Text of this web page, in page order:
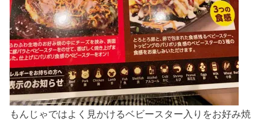
もんじゃではよく見かけるベビースター入りをお好み焼